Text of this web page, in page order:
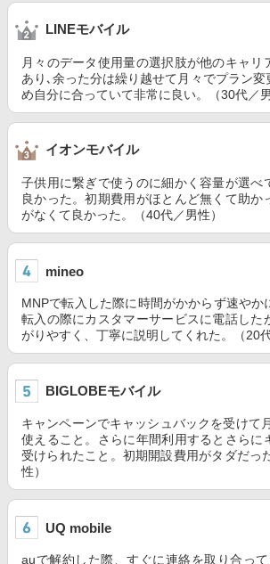
LINEモバイル
月々のデータ使用量の選択肢が他のキャリ
あり､余った分は繰り越せて月々でプラン変
め自分に合っていて非常に良い。（30代／男
イオンモバイル
子供用に繋ぎで使うのに細かく容量が選べ
良かった。初期費用がほとんど無くて助か
がなくて良かった。（40代／男性）
mineo
MNPで転入した際に時間がかからず速やか
転入の際にカスタマーサービスに電話した
がりやすく、丁寧に説明してくれた。（20代
BIGLOBEモバイル
キャンペーンでキャッシュバックを受けて
使えること。さらに年間利用するとさらに
受けられたこと。初期開設費用がタダだっ
性）
UQ mobile
auで解約した際、すぐに連絡を取り合っ